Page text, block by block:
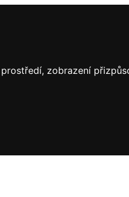
zobrazení